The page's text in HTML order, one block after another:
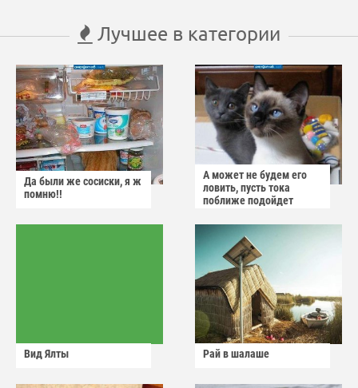
Лучшее в категории
Да были же сосиски, я ж
помню!!
А может не будем его
ловить, пусть тока
поближе подойдет
Вид Ялты Рай в шалаше